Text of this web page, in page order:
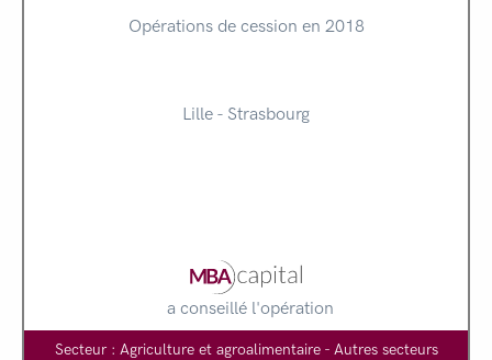
Opérations de cession en 2018
Lille - Strasbourg
a conseillé l'opération
Secteur : Agriculture et agroalimentaire - Autres secteurs